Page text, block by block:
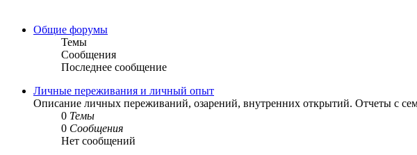
Общие форумы
Темы
Сообщения
Последнее сообщение
Личные переживания и личный опыт
Описание личных переживаний, озарений, внутренних открытий. Отчеты с
0 Темы
0 Сообщения
Нет сообщений